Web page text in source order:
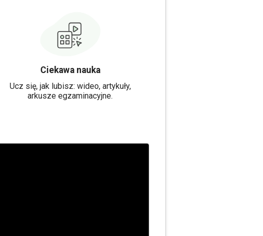
Ciekawa nauka
Ucz się, jak lubisz: wideo, artykuły,
arkusze egzaminacyjne.